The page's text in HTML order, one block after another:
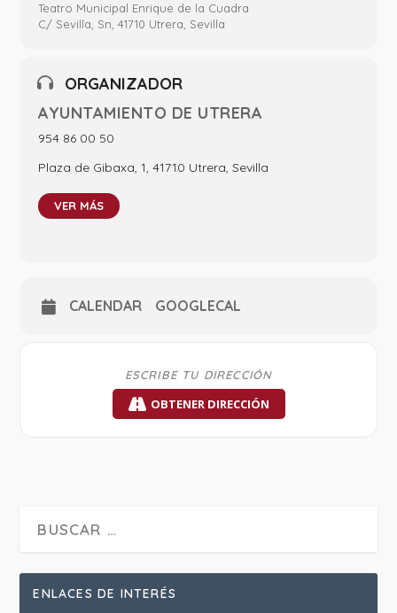
Teatro Municipal Enrique de la Cuadra
C/ Sevilla, Sn, 41710 Utrera, Sevilla
ORGANIZADOR
AYUNTAMIENTO DE UTRERA
954 86 00 50
Plaza de Gibaxa, 1, 41710 Utrera, Sevilla
VER MÁS
CALENDAR GOOGLECAL
OBTENER DIRECCIÓN
ENLACES DE INTERÉS